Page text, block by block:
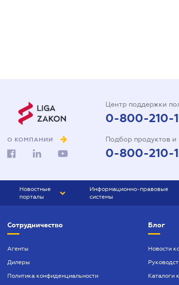
О КОМПАНИИ
Центр поддержки
0-800-210-
Подбор продуктов
0-800-210-
Новостные
порталы
БИЗНЕС
Информационно-правовые
системы
БУХГАЛТЕР ПРОФ
ЮРИСТ ПРОФ
Сотрудничество
Агенты
Дилеры
Политика конфиденциальности
Блог
Новости
Каталоги